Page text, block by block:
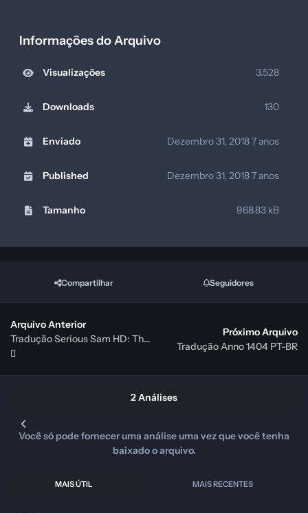
Informações do Arquivo
Visualizações 3.528
Downloads 130
Enviado Dezembro 31, 20187 anos
Published Dezembro 31, 20187 anos
Tamanho 968.83 kB
Compartilhar Seguidores
Arquivo Anterior
Tradução Serious Sam HD: The Second Encounter PT-BR
Próximo Arquivo
Tradução Anno 1404 PT-BR
2 Análises
Você só pode fornecer uma análise uma vez que você tenha
baixado o arquivo.
MAIS ÚTIL MAIS RECENTES